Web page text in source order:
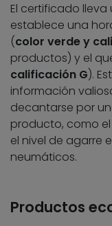
El certificado
establece una
(color verde y
productos) y el
calificación G).
información
decantarse por
producto, como
el nivel de agarre
neumáticos.
Productos